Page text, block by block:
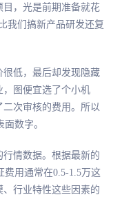
，光是前期准备就花
我们搞新产品研发还复
低，最后却发现隐藏
，图便宜选了个小机
次审核的费用。所以
数字。
行情数据。根据最新的
费用通常在0.5-1.5万这
行业特性这些因素的